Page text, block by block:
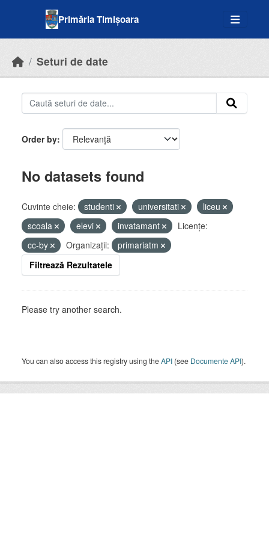
Primăria Timișoara
Seturi de date
Order by
No datasets found
Cuvinte cheie: studenti universitati
liceu
scoala
elevi invatamant
Licenţe:
cc-by
Organizații:
primariatm
Filtrează Rezultatele
Please try another search.
You can also access this registry using theAPI (see Documente API).